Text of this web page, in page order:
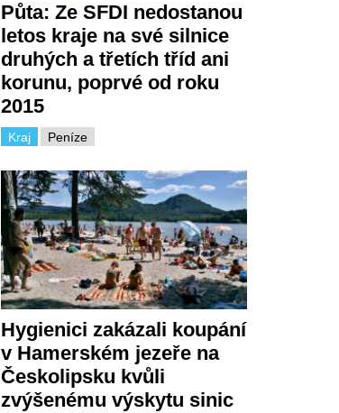
Půta: Ze SFDI nedostanou
letos kraje na své silnice
druhých a třetích tříd ani
korunu, poprvé od roku
2015
Kraj Peníze
Hygienici zakázali koupání
v Hamerském jezeře na
Českolipsku kvůli
zvýšenému výskytu sinic